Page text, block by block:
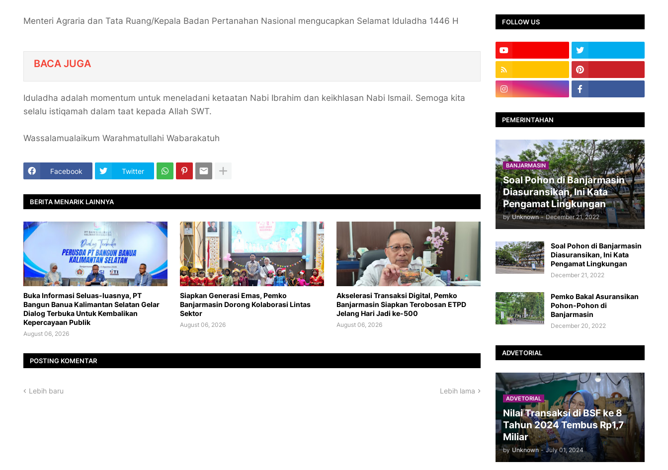
Menteri Agraria dan Tata Ruang/Kepala Badan Pertanahan Nasional mengucapkan Selamat Iduladha 1446 Η
BACA JUGA
Iduladha adalah momentum untuk meneladani ketaatan Nabi Ibrahim dan keikhlasan Nabi Ismail. Semoga kita
selalu istiqamah dalam taat kepada Allah SWT.
Wassalamualaikum Warahmatullahi Wabarakatuh
Facebook Twitter
BERITA MENARIK LAINNYA
Buka Informasi Seluas-luasnya, PT
Bangun Banua Kalimantan Selatan Gelar
Dialog Terbuka Untuk Kembalikan
Kepercayaan Publik
August 06, 2026
Siapkan Generasi Emas, Pemko
Banjarmasin Dorong Kolaborasi Lintas
Sektor
August 06, 2026
Akselerasi Transaksi Digital, Pemko
Banjarmasin Siapkan Terobosan ETPD
Jelang Hari Jadi ke-500
August 06, 2026
POSTING KOMENTAR
Lebih baru Lebih lama
FOLLOW US
PEMERINTAHAN
BANJARMASIN
Soal Pohon di Banjarmasin
Diasuransikan, Ini Kata
Pengamat Lingkungan
by Unknown - December 21, 2022
Soal Pohon di Banjarmasin
Diasuransikan, Ini Kata
Pengamat Lingkungan
December 21, 2022
Pemko Bakal Asuransikan
Pohon-Pohon di
Banjarmasin
December 20, 2022
ADVETORIAL
ADVETORIAL
Nilai Transaksi di BSF ke 8
Tahun 2024 Tembus Rp1,7
Miliar
by Unknown - July 01, 2024